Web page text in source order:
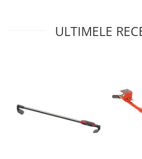
Masini de gaurit si taiat
Scule speciale
Diagnoza si masurari
ULTIMELE